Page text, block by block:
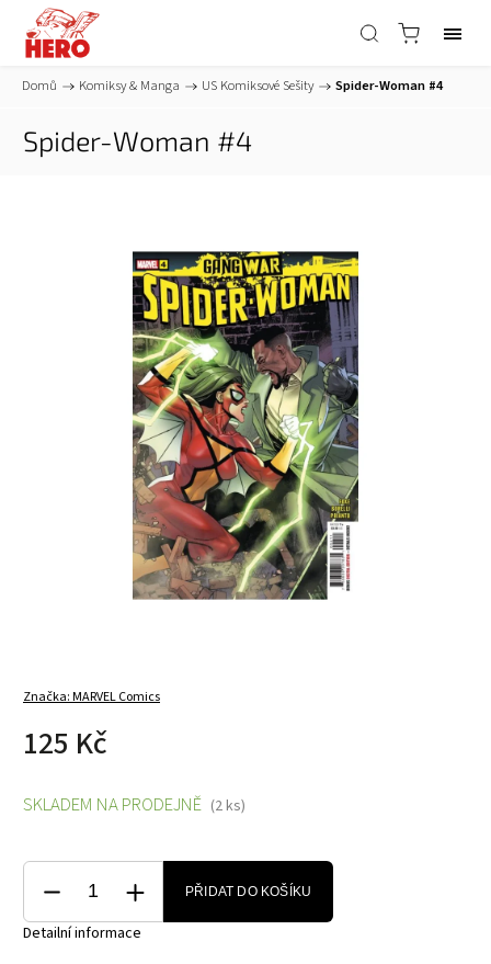
Domů / Komiksy & Manga / US Komiksové Sešity / Spider-Woman #4
Spider-Woman #4
Značka:MARVEL Comics
125 Kč
SKLADEM NA PRODEJNĚ (2 ks)
PŘIDAT DO KOŠÍKU
Detailní informace